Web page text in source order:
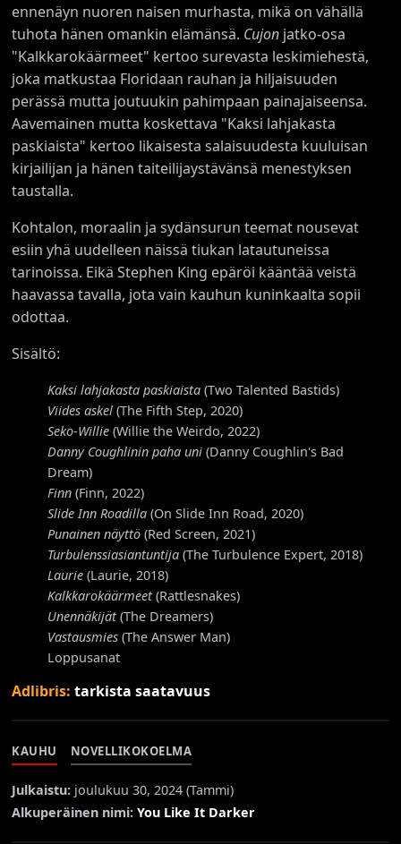
ennenäyn nuoren naisen murhasta, mikä on vähällä
tuhota hänen omankin elämänsä. Cujon jatko-osa
"Kalkkarokäärmeet" kertoo surevasta leskimiehestä,
joka matkustaa Floridaan rauhan ja hiljaisuuden
perässä mutta joutuukin pahimpaan painajaiseensa.
Aavemainen mutta koskettava "Kaksi lahjakasta
paskiaista" kertoo likaisesta salaisuudesta kuuluisan
kirjailijan ja hänen taiteilijaystävänsä menestyksen
taustalla.
Kohtalon, moraalin ja sydänsurun teemat nousevat
esiin yhä uudelleen näissä tiukan latautuneissa
tarinoissa. Eikä Stephen King epäröi kääntää veistä
haavassa tavalla, jota vain kauhun kuninkaalta sopii
odottaa.
Sisältö:
Kaksi lahjakasta paskiaista (Two Talented Bastids)
Viides askel (The Fifth Step, 2020)
Seko-Willie (Willie the Weirdo, 2022)
Danny Coughlinin paha uni (Danny Coughlin's Bad
Dream)
Finn (Finn, 2022)
Slide Inn Roadilla (On Slide Inn Road, 2020)
Punainen näyttö (Red Screen, 2021)
Turbulenssiasiantuntija (The Turbulence Expert, 2018)
Laurie (Laurie, 2018)
Kalkkarokäärmeet(Rattlesnakes)
Unennäkijät(The Dreamers)
Vastausmies (The Answer Man)
Loppusanat
Adlibris:tarkista saatavuus
KAUHU NOVELLIKOKOELMA
Julkaistu: joulukuu 30, 2024 (Tammi)
Alkuperäinen nimi: You Like It Darker